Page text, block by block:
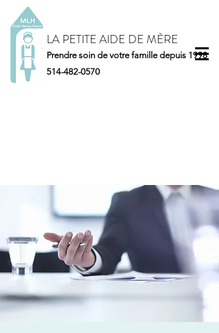
LA PETITE AIDE DE MÈRE
Prendre soin de votre famille depuis 1998
514-482-0570